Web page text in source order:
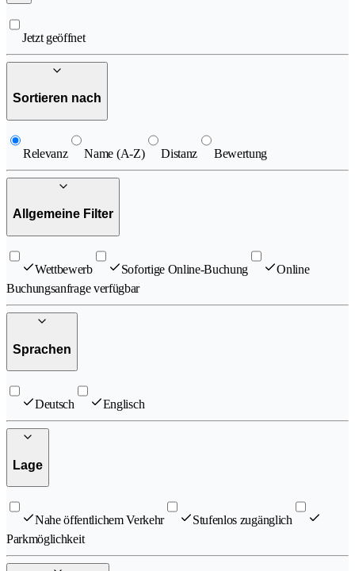
Jetzt geöffnet
Sortieren nach
Relevanz Name (A-Z) Distanz Bewertung
Allgemeine Filter
Wettbewerb Sofortige Online-Buchung
Online
Buchungsanfrage verfügbar
Sprachen
Deutsch Englisch
Lage
Nahe öffentlichem Verkehr
Stufenlos zugänglich
Parkmöglichkeit